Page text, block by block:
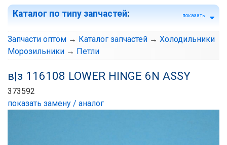
Каталог по типу запчастей: показать
Запчасти оптом → Каталог запчастей → Холодильники
Морозильники → Петли
в|з 116108 LOWER HINGE 6N ASSY
373592
показать замену / аналог